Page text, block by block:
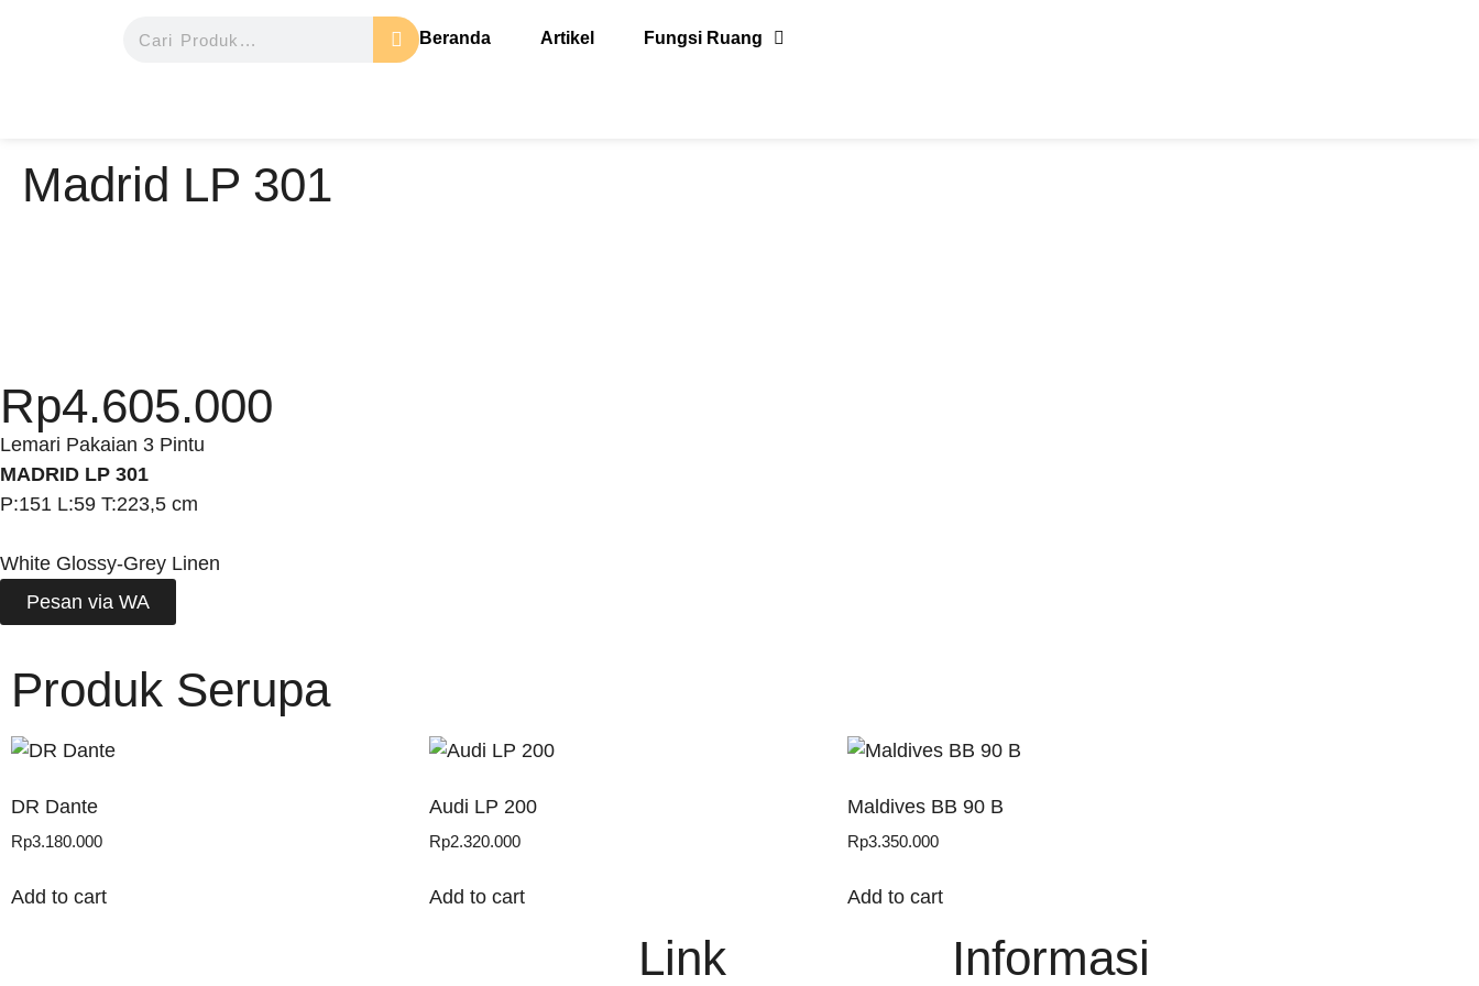
Beranda Artikel Fungsi Ruang
Madrid LP 301
Rp4.605.000
Lemari Pakaian 3 Pintu
MADRID LP 301
P:151 L:59 T:223,5 cm
White Glossy-Grey Linen
Pesan via WA
Produk Serupa
DR Dante
Rp3.180.000
Add to cart
Audi LP 200
Rp2.320.000
Add to cart
Maldives BB 90 B
Rp3.350.000
Add to cart
Link
Informasi